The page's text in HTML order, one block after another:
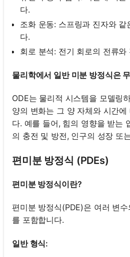
다.
조화 운동: 스프링과 진자와 같
다.
회로 분석: 전기 회로의 전류와
물리학에서 일반 미분 방정식은
ODE는 물리적 시스템을 모델링
양의 변화는 그 양 자체와 시간
다. 예를 들어, 힘의 영향을 받는
의 충전 및 방전, 인구의 성장 또
편미분 방정식 (PDEs)
편미분 방정식이란?
편미분 방정식(PDE)은 여러 변
를 포함합니다.
일반 형식: